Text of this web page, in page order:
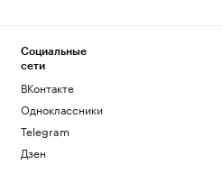
Социальные
сети
ВКонтакте
Одноклассники
Telegram
Дзен